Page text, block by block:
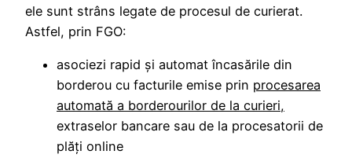
ele sunt strâns legate de procesul de curierat.
Astfel, prin FGO:
asociezi rapid şi automat încasările din
borderou cu facturile emise prin procesarea
automată a borderourilor de la curieri,
extraselor bancare sau de la procesatorii de
plăţi online